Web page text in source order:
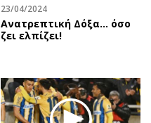
23/04/2024
Ανατρεπτική Δόξα… όσο
ζει ελπίζει!